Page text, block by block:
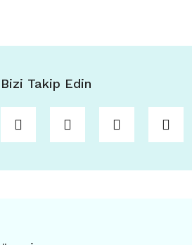
Bizi Takip Edin